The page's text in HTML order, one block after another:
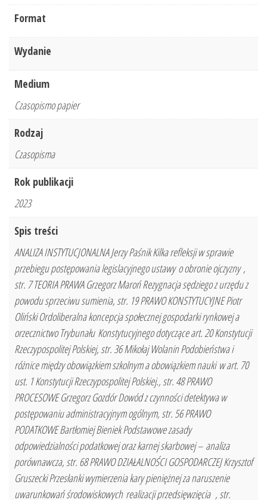
Format
Wydanie
Medium
Czasopismo papier
Rodzaj
Czasopisma
Rok publikacji
2023
Spis treści
ANALIZA INSTYTUCJONALNA Jerzy Paśnik Kilka refleksji w sprawie
przebiegu postępowania legislacyjnego ustawy o obronie ojczyzny ,
str. 7 TEORIA PRAWA Grzegorz Maroń Rezygnacja sędziego z urzędu z
powodu sprzeciwu sumienia, str. 19 PRAWO KONSTYTUCYJNE Piotr
Oliński Ordoliberalna koncepcja społecznej gospodarki rynkowej a
orzecznictwo Trybunału Konstytucyjnego dotyczące art. 20 Konstytucji
Rzeczypospolitej Polskiej, str. 36 Mikołaj Wolanin Podobieństwa i
różnice między obowiązkiem szkolnym a obowiązkiem nauki w art. 70
ust. 1 Konstytucji Rzeczypospolitej Polskiej., str. 48 PRAWO
PROCESOWE Grzegorz Gozdór Dowód z czynności detektywa w
postępowaniu administracyjnym ogólnym, str. 56 PRAWO
PODATKOWE Bartłomiej Bieniek Podstawowe zasady
odpowiedzialności podatkowej oraz karnej skarbowej – analiza
porównawcza, str. 68 PRAWO DZIAŁALNOŚCI GOSPODARCZEJ Krzysztof
Gruszecki Przesłanki wymierzenia kary pieniężnej za naruszenie
uwarunkowań środowiskowych realizacji przedsięwzięcia , str.